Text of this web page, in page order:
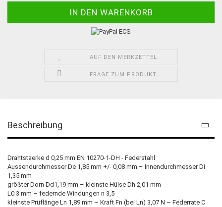
AUF DEN MERKZETTEL
FRAGE ZUM PRODUKT
Beschreibung
Drahtstaerke d 0,25 mm EN 10270-1-DH - Federstahl
Aussendurchmesser De 1,85 mm +/- 0,08 mm – Innendurchmesser Di
1,35 mm
größter Dorn Dd1,19 mm – kleinste Hülse Dh 2,01 mm
L0 3 mm – federnde Windungen n 3,5
kleinste Prüflänge Ln 1,89 mm – Kraft Fn (bei Ln) 3,07 N – Federrate C